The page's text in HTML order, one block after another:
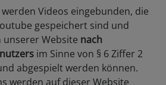
Videos eingebunden, die
gespeichert sind und
unserer Website nach
im Sinne von § 6 Ziffer 2
abgespielt werden können.
werden auf dieser Website